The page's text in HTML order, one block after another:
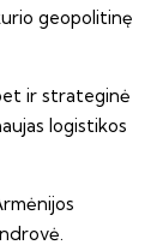
geopolitinę
ir strateginė
logistikos